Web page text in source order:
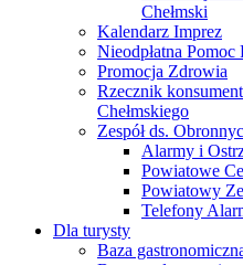
Chełmski
Kalendarz Imprez
Nieodpłatna Pomoc
Promocja Zdrowia
Rzecznik
Chełmskiego
Zespół ds.
Alarmy i
Powiatowe
Powiatowy
Telefony
Dla turysty
Baza